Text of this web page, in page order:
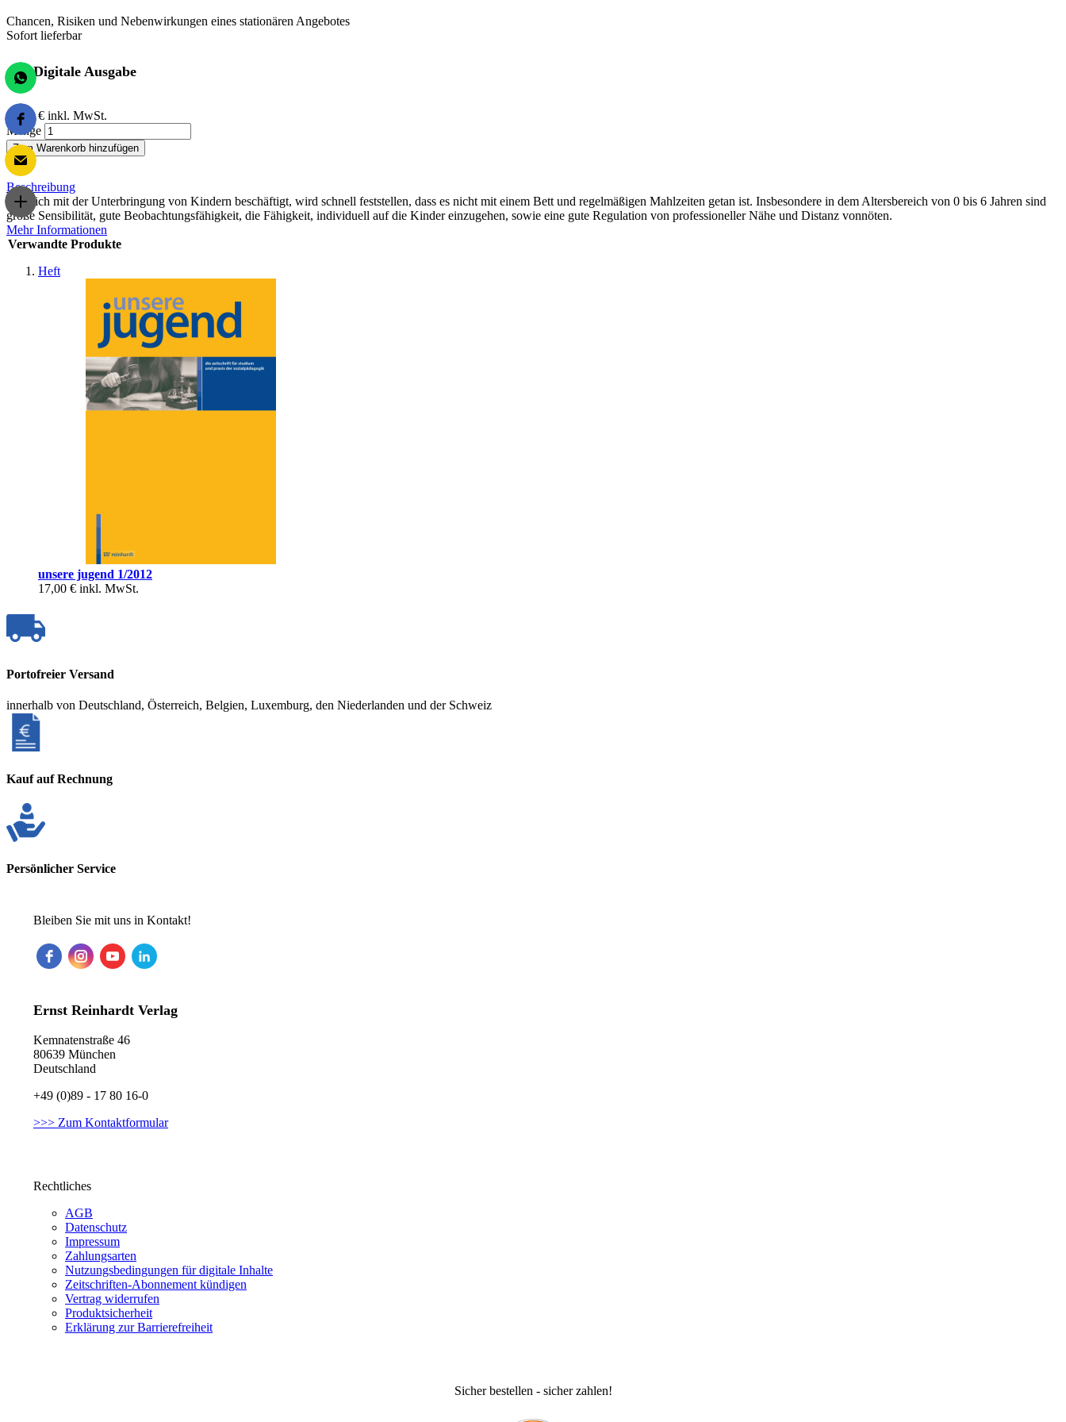
Chancen, Risiken und Nebenwirkungen eines stationären Angebotes
Sofort lieferbar
Digitale Ausgabe
13,00 € inkl. MwSt.
Menge
Zum Warenkorb hinzufügen
Beschreibung
Wer sich mit der Unterbringung von Kindern beschäftigt, wird schnell feststellen, dass es nicht mit einem Bett und regelmäßigen Mahlzeiten getan ist. Insbesondere in dem Altersbereich von 0 bis 6 Jahren sind
große Sensibilität, gute Beobachtungsfähigkeit, die Fähigkeit, individuell auf die Kinder einzugehen, sowie eine gute Regulation von professioneller Nähe und Distanz vonnöten.
Mehr Informationen
Verwandte Produkte
Heft
unsere jugend 1/2012
17,00 € inkl. MwSt.
Portofreier Versand
innerhalb von Deutschland, Österreich, Belgien, Luxemburg, den Niederlanden und der Schweiz
Kauf auf Rechnung
Persönlicher Service
Bleiben Sie mit uns in Kontakt!
Ernst Reinhardt Verlag
Kemnatenstraße 46
80639 München
Deutschland
+49 (0)89 - 17 80 16-0
>>> Zum Kontaktformular
Rechtliches
AGB
Datenschutz
Impressum
Zahlungsarten
Nutzungsbedingungen für digitale Inhalte
Zeitschriften-Abonnement kündigen
Vertrag widerrufen
Produktsicherheit
Erklärung zur Barrierefreiheit
Sicher bestellen - sicher zahlen!